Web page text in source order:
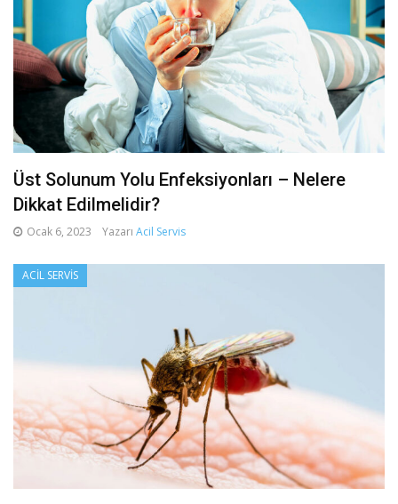
Üst Solunum Yolu Enfeksiyonları – Nelere
Dikkat Edilmelidir?
Ocak 6, 2023 Yazarı Acil Servis
ACIL SERVIS